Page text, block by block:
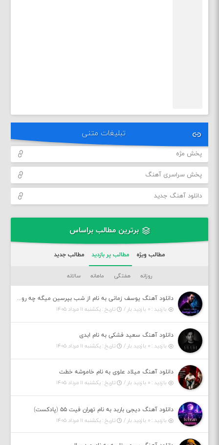
تبلیغات متنی
پخش مژه
پخش سراسری آهنگ
دانلود آهنگ جدید
برترین مطالب براساس
مطالب ویژه مطالب پر بازدید مطالب جدید
روزانه هفتگی ماهانه سالانه
دانلود آهنگ یوسف زمانی به نام از شب بپرسین میگه چه روزگاری دارم
بازدید : ۰ بازدید بار /
تاریخ : یکشنبه ۱۱ مرداد ۱۴۰۵
دانلود آهنگ سعید فشکی به نام ابدی
بازدید : ۰ بازدید بار /
تاریخ : یکشنبه ۱۱ مرداد ۱۴۰۵
دانلود آهنگ میلاد علوی به نام خاموشه خطت
بازدید : ۰ بازدید بار /
تاریخ : یکشنبه ۱۱ مرداد ۱۴۰۵
دانلود آهنگ دیجی باربد به نام تهران فیت ۵۵ (پادکست)
بازدید : ۰ بازدید بار /
تاریخ : یکشنبه ۱۱ مرداد ۱۴۰۵